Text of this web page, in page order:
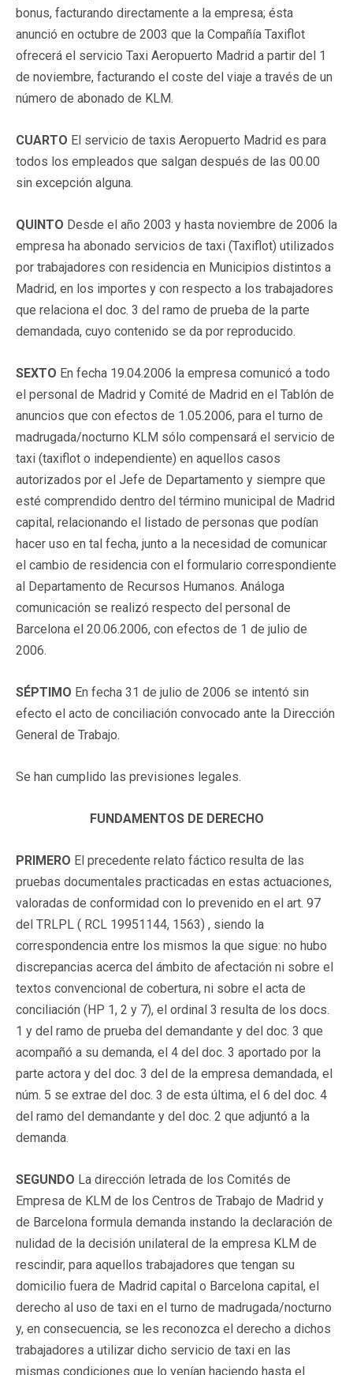
bonus, facturando directamente a la empresa; ésta
anunció en octubre de 2003 que la Compañía Taxiflot
ofrecerá el servicio Taxi Aeropuerto Madrid a partir del 1
de noviembre, facturando el coste del viaje a través de un
número de abonado de KLM.
CUARTO El servicio de taxis Aeropuerto Madrid es para
todos los empleados que salgan después de las 00.00
sin excepción alguna.
QUINTO Desde el año 2003 y hasta noviembre de 2006 la
empresa ha abonado servicios de taxi (Taxiflot) utilizados
por trabajadores con residencia en Municipios distintos a
Madrid, en los importes y con respecto a los trabajadores
que relaciona el doc. 3 del ramo de prueba de la parte
demandada, cuyo contenido se da por reproducido.
SEXTO En fecha 19.04.2006 la empresa comunicó a todo
el personal de Madrid y Comité de Madrid en el Tablón de
anuncios que con efectos de 1.05.2006, para el turno de
madrugada/nocturno KLM sólo compensará el servicio de
taxi (taxiflot o independiente) en aquellos casos
autorizados por el Jefe de Departamento y siempre que
esté comprendido dentro del término municipal de Madrid
capital, relacionando el listado de personas que podían
hacer uso en tal fecha, junto a la necesidad de comunicar
el cambio de residencia con el formulario correspondiente
al Departamento de Recursos Humanos. Análoga
comunicación se realizó respecto del personal de
Barcelona el 20.06.2006, con efectos de 1 de julio de
2006.
SÉPTIMO En fecha 31 de julio de 2006 se intentó sin
efecto el acto de conciliación convocado ante la Dirección
General de Trabajo.
Se han cumplido las previsiones legales.
FUNDAMENTOS DE DERECHO
PRIMERO El precedente relato fáctico resulta de las
pruebas documentales practicadas en estas actuaciones,
valoradas de conformidad con lo prevenido en el art. 97
del TRLPL ( RCL 19951144, 1563) , siendo la
correspondencia entre los mismos la que sigue: no hubo
discrepancias acerca del ámbito de afectación ni sobre el
textos convencional de cobertura, ni sobre el acta de
conciliación (HP 1, 2 y 7), el ordinal 3 resulta de los docs.
1 y del ramo de prueba del demandante y del doc. 3 que
acompañó a su demanda, el 4 del doc. 3 aportado por la
parte actora y del doc. 3 del de la empresa demandada, el
núm. 5 se extrae del doc. 3 de esta última, el 6 del doc. 4
del ramo del demandante y del doc. 2 que adjuntó a la
demanda.
SEGUNDO La dirección letrada de los Comités de
Empresa de KLM de los Centros de Trabajo de Madrid y
de Barcelona formula demanda instando la declaración de
nulidad de la decisión unilateral de la empresa KLM de
rescindir, para aquellos trabajadores que tengan su
domicilio fuera de Madrid capital o Barcelona capital, el
derecho al uso de taxi en el turno de madrugada/nocturno
y, en consecuencia, se les reconozca el derecho a dichos
trabajadores a utilizar dicho servicio de taxi en las
mismas condiciones que lo venían haciendo hasta el